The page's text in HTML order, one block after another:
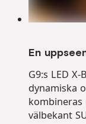
En
G9:s LED
dynamiska
kombineras
välbekant